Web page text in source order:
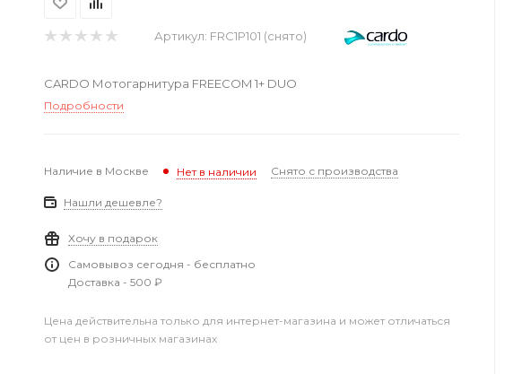
Артикул: FRC1P101 (снято)
CARDO Мотогарнитура FREECOM 1+ DUO
Подробности
Наличие в Москве Нет в наличии Снято с производства
Нашли дешевле?
Хочу в подарок
Самовывоз сегодня - бесплатно
Доставка - 500 ₽
Цена действительна только для интернет-магазина и может отличаться
от цен в розничных магазинах